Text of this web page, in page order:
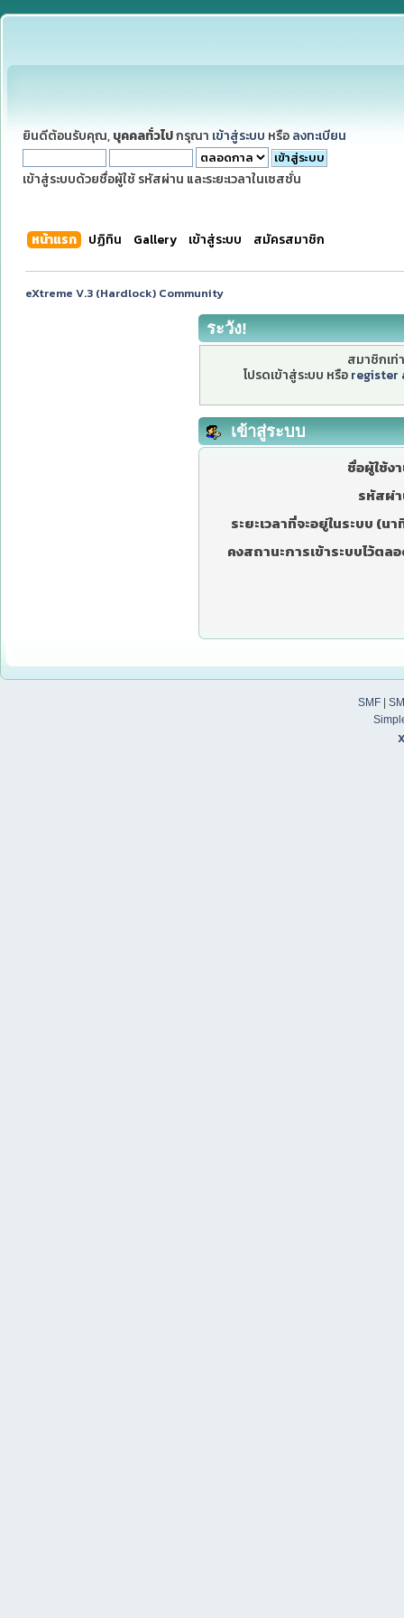
ยินดีต้อนรับคุณ, บุคคลทั่วไปกรุณา เข้าสู่ระบบ หรือ ลงทะเบียน
เข้าสู่ระบบด้วยชื่อผู้ใช้ รหัสผ่าน และระยะเวลาในเซสชั่น
หน้าแรก ปฏิทิน Gallery เข้าสู่ระบบ สมัครสมาชิก
eXtreme V.3 (Hardlock) Community
ระวัง!
สมาชิกเท่
โปรดเข้าสู่ระบบ หรือ register
เข้าสู่ระบบ
ชื่อผู้ใช้ง
รหัสผ่
ระยะเวลาที่จะอยู่ในระบบ (นา
คงสถานะการเข้าระบบไว้ตล
SMF|